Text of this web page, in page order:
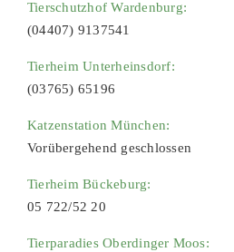
Tierschutzhof Wardenburg:
(04407) 9137541
Tierheim Unterheinsdorf:
(03765) 65196
Katzenstation München:
Vorübergehend geschlossen
Tierheim Bückeburg:
05 722/52 20
Tierparadies Oberdinger Moos: